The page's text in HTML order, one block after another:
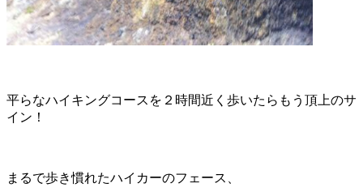
平らなハイキングコースを２時間近く歩いたらもう頂上のサ
イン！
まるで歩き慣れたハイカーのフェース、